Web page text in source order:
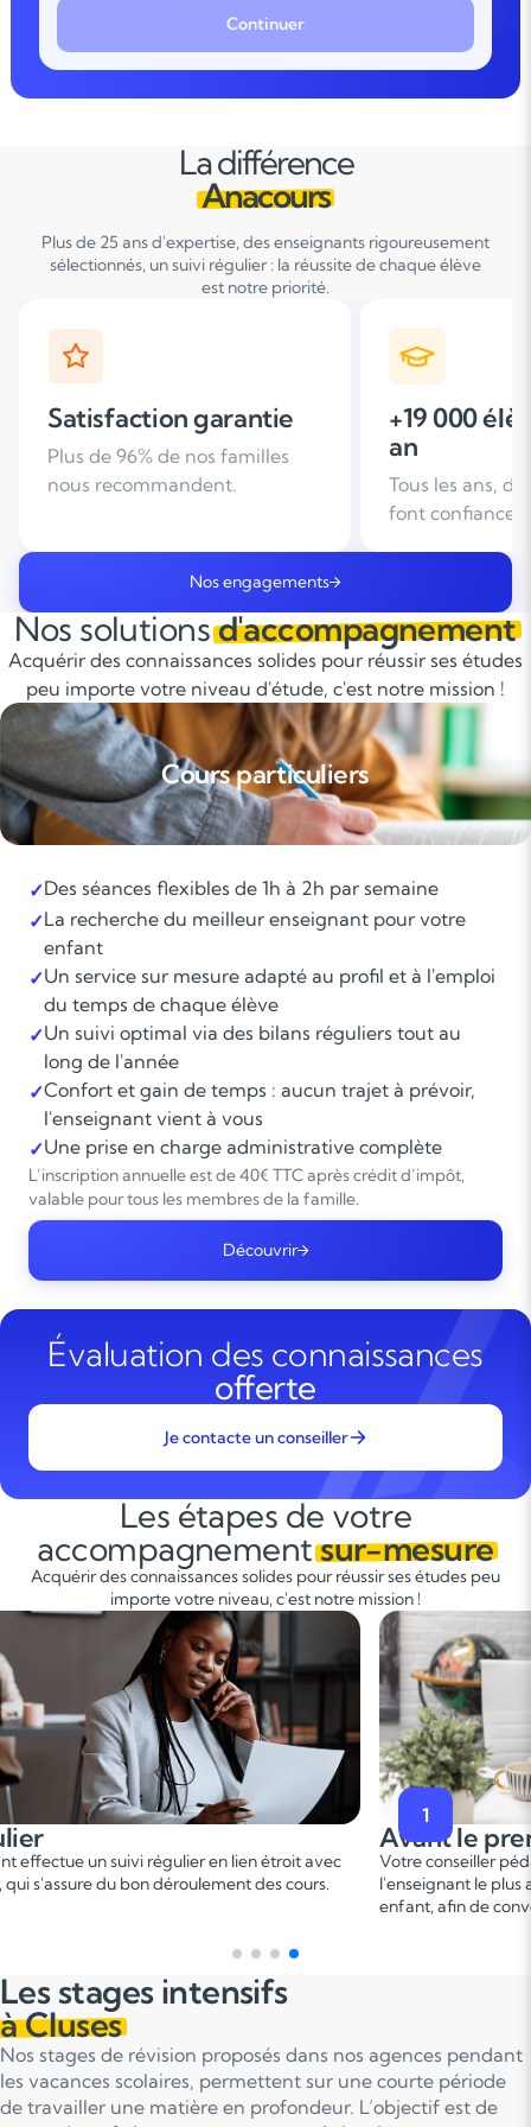
Continuer
La différence
Anacours
Plus de 25 ans d'expertise, des enseignants rigoureusement
sélectionnés, un suivi régulier : la réussite de chaque élève
est notre priorité.
+19 000 élèves suivis /
an
Tous les ans, des familles nous
+ de 25 ans
Leader du
domicile en
Nos engagements
Nos solutionsd'accompagnement
Acquérir des connaissances solides pour réussir ses études
peu importe votre niveau d'étude, c'est notre mission !
Cours particuliers
✓Des séances flexibles de 1h à 2h par semaine
✓La recherche du meilleur enseignant pour votre
enfant
✓Un service sur mesure adapté au profil et à l'emploi
du temps de chaque élève
✓Un suivi optimal via des bilans réguliers tout au
long de l'année
✓Confort et gain de temps : aucun trajet à prévoir,
l'enseignant vient à vous
✓Une prise en charge administrative complète
L’inscription annuelle est de 40€ TTC après crédit d’impôt,
valable pour tous les membres de la famille.
Découvrir
Évaluation des connaissances
offerte
Je contacte un conseiller
Les étapes de votre
accompagnementsur-mesure
Acquérir des connaissances solides pour réussir ses études peu
importe votre niveau, c'est notre mission !
premier cours
pédagogique vous met en relation avec
le plus adapté en fonction du profil de votre
Pendant
Ce 1ercours
points forts et
sur le
Les stages intensifs
à Cluses
Nos stages de révision proposés dans nos agences pendant
les vacances scolaires, permettent sur une courte période
de travailler une matière en profondeur. L’objectif est de